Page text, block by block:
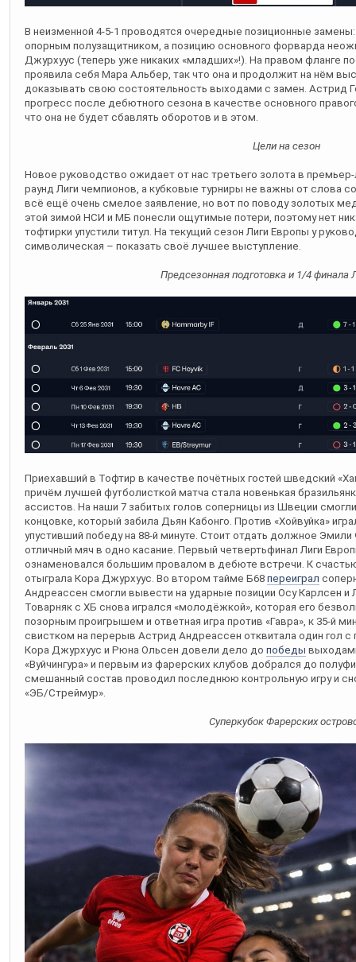
В неизменной 4-5-1 проводятся очередные позиционные
опорным полузащитником, а позицию основного форварда
Джурхуус (теперь уже никаких «младших»!). На правом фланге
проявила себя Мара Альбер, так что она и продолжит на нём
доказывать свою состоятельность выходами с замен. Астрид
прогресс после дебютного сезона в качестве основного
что она не будет сбавлять оборотов и в этом.
Цели на сезон
Новое руководство ожидает от нас третьего золота в
раунд Лиги чемпионов, а кубковые турниры не важны от слова
всё ещё очень смелое заявление, но вот по поводу золотых
этой зимой НСИ и МБ понесли ощутимые потери, поэтому нет
тофтирки упустили титул. На текущий сезон Лиги Европы у
символическая – показать своё лучшее выступление.
Предсезонная подготовка и 1/4 финала
Приехавший в Тофтир в качестве почётных гостей шведский
причём лучшей футболисткой матча стала новенькая
ассистов. На наши 7 забитых голов соперницы из Швеции
концовке, который забила Дьян Кабонго. Против «Хойвуйка»
упустивший победу на 88-й минуте. Стоит отдать должное
отличный мяч в одно касание. Первый четвертьфинал Лиги
ознаменовался большим провалом в дебюте встречи. К
отыграла Кора Джурхуус. Во втором тайме Б68 переиграл
Андреассен смогли вывести на ударные позиции Осу Карлсен и
Товарняк с ХБ снова игрался «молодёжкой», которая его
позорным проигрышем и ответная игра против «Гавра», к 35-й
свистком на перерыв Астрид Андреассен отквитала один гол с
Кора Джурхуус и Рюна Ольсен довели дело до победы
«Вуйчингура» и первым из фарерских клубов добрался до
смешанный состав проводил последнюю контрольную игру и
«ЭБ/Стреймур».
Суперкубок Фарерских